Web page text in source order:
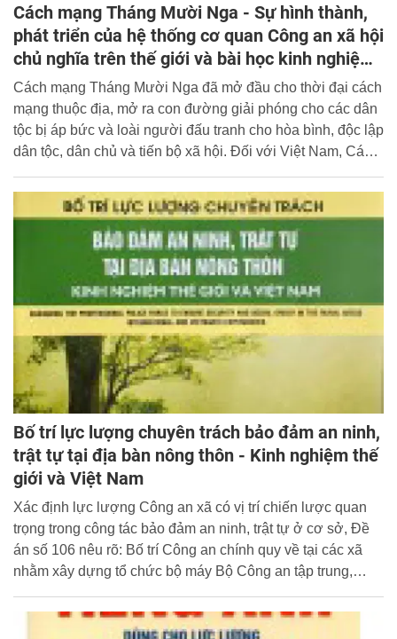
Cách mạng Tháng Mười Nga - Sự hình thành,
phát triển của hệ thống cơ quan Công an xã hội
chủ nghĩa trên thế giới và bài học kinh nghiệm
đối với Công an nhân dân Việt Nam
Cách mạng Tháng Mười Nga đã mở đầu cho thời đại cách
mạng thuộc địa, mở ra con đường giải phóng cho các dân
tộc bị áp bức và loài người đấu tranh cho hòa bình, độc lập
dân tộc, dân chủ và tiến bộ xã hội. Đối với Việt Nam, Cách
sắc trên nhiều phương diện, cả về lý luận và thực tiễn,
trong thời kỳ trước và sau khi Đảng Cộng sản Việt Nam ra
đời, cả trong Cách mạng tháng Tám và hai cuộc kháng
chiến vĩ đại của dân tộc, cũng như trong công cuộc đổi
mới, công nghiệp hóa, hiện đại hóa đất nước hiện nay.
Bố trí lực lượng chuyên trách bảo đảm an ninh,
trật tự tại địa bàn nông thôn - Kinh nghiệm thế
giới và Việt Nam
Xác định lực lượng Công an xã có vị trí chiến lược quan
trọng trong công tác bảo đảm an ninh, trật tự ở cơ sở, Đề
án số 106 nêu rõ: Bố trí Công an chính quy về tại các xã
nhằm xây dựng tổ chức bộ máy Bộ Công an tập trung,
thống nhất, chuyên sâu, tinh gọn đầu mối, hoạt động hiệu
lực, hiệu quả tăng cường cho cơ sở theo hướng “Bộ tinh,
tỉnh mạnh, huyện toàn diện, xã bám cơ sở”.